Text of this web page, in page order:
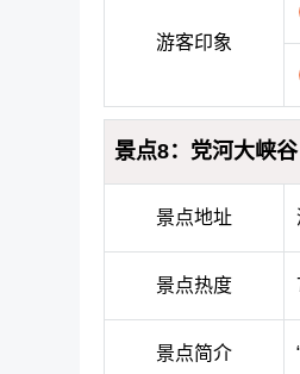
游客印象
景点8：党河大峡谷
景点地址
景点热度
景点简介